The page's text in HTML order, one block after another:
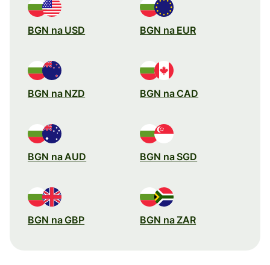
BGN na USD BGN na EUR
BGN na NZD BGN na CAD
BGN na AUD BGN na SGD
BGN na GBP BGN na ZAR